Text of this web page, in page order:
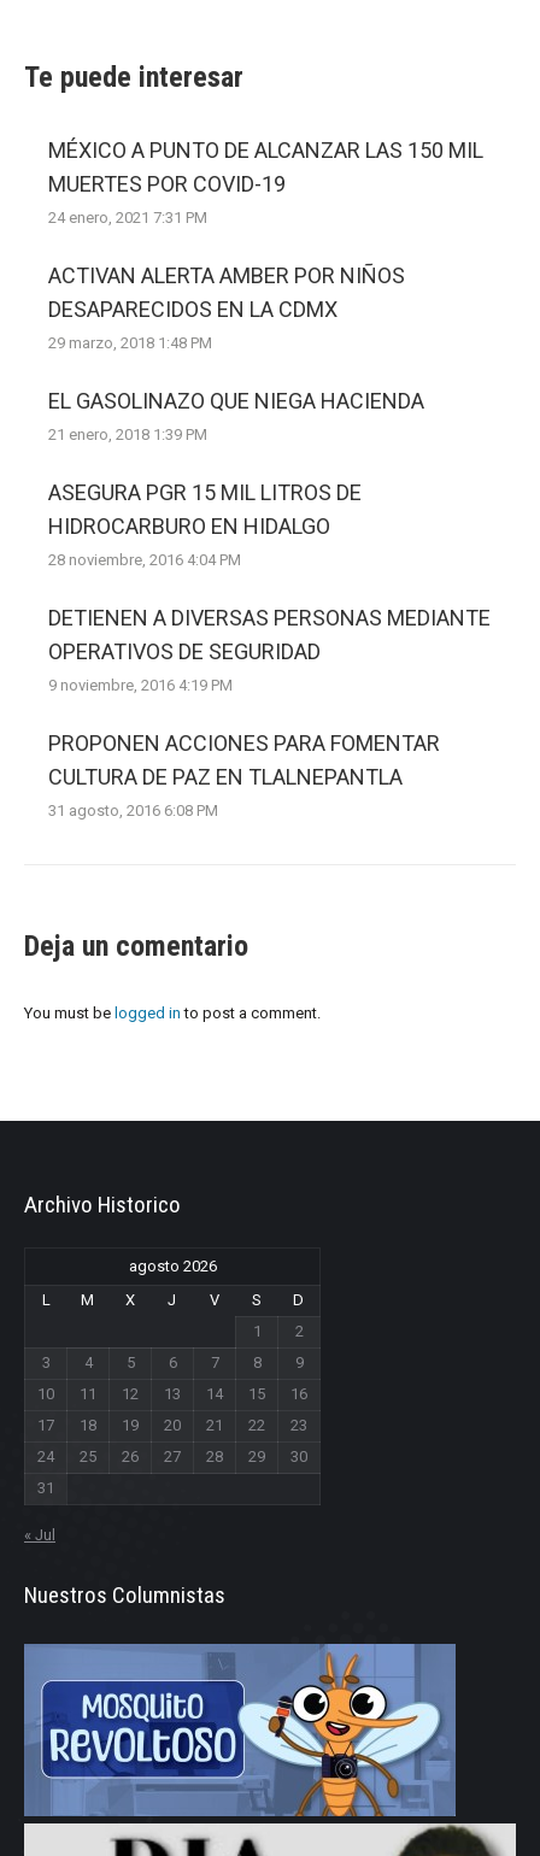
Te puede interesar
MÉXICO A PUNTO DE ALCANZAR LAS 150 MIL
MUERTES POR COVID-19
24 enero, 2021 7:31 PM
ACTIVAN ALERTA AMBER POR NIÑOS
DESAPARECIDOS EN LA CDMX
29 marzo, 2018 1:48 PM
EL GASOLINAZO QUE NIEGA HACIENDA
21 enero, 2018 1:39 PM
ASEGURA PGR 15 MIL LITROS DE
HIDROCARBURO EN HIDALGO
28 noviembre, 2016 4:04 PM
DETIENEN A DIVERSAS PERSONAS MEDIANTE
OPERATIVOS DE SEGURIDAD
9 noviembre, 2016 4:19 PM
PROPONEN ACCIONES PARA FOMENTAR
CULTURA DE PAZ EN TLALNEPANTLA
31 agosto, 2016 6:08 PM
Deja un comentario
You must be logged in to post a comment.
Archivo Historico
agosto 2026
L
M X J V S
D
1
2
3
4 5 6 7 8
9
10
11 12 13 14 15
16
17
18 19 20 21 22
23
24
25 26 27 28 29
30
31
« Jul
Nuestros Columnistas